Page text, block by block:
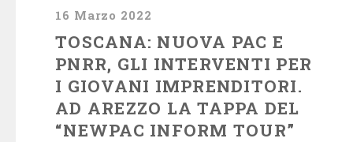
16 Marzo 2022
TOSCANA: NUOVA PAC E
PNRR, GLI INTERVENTI PER
I GIOVANI IMPRENDITORI.
AD AREZZO LA TAPPA DEL
“NEWPAC INFORM TOUR”